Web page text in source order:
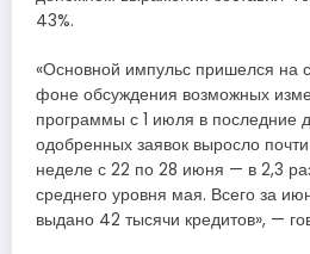
43%.
«Основной импульс пришелся на
фоне обсуждения возможных
программы с 1 июля в последние
одобренных заявок выросло
неделе с 22 по 28 июня — в 2,3
среднего уровня мая. Всего за
выдано 42 тысячи кредитов», —